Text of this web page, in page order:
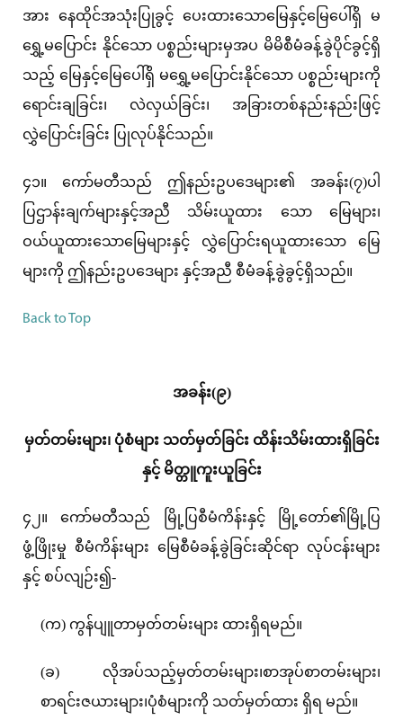
အား နေထိုင်အသုံးပြုခွင့် ပေးထားသောမြေနှင့်မြေပေါ်ရှိ မ
ရွှေ့မပြောင်း နိုင်သော ပစ္စည်းများမှအပ မိမိစီမံခန့်ခွဲပိုင်ခွင့်ရှိ
သည့် မြေနှင့်မြေပေါ်ရှိ မရွှေ့မပြောင်းနိုင်သော ပစ္စည်းများကို
ရောင်းချခြင်း၊ လဲလှယ်ခြင်း၊ အခြားတစ်နည်းနည်းဖြင့်
လွှဲပြောင်းခြင်း ပြုလုပ်နိုင်သည်။
၄၁။ ကော်မတီသည် ဤနည်းဥပဒေများ၏ အခန်း(၇)ပါ
ပြဌာန်းချက်များနှင့်အညီ သိမ်းယူထား သော မြေများ၊
ဝယ်ယူထားသောမြေများနှင့် လွှဲပြောင်းရယူထားသော မြေ
များကို ဤနည်းဥပဒေများ နှင့်အညီ စီမံခန့်ခွဲခွင့်ရှိသည်။
Back to Top
အခန်း(၉)
မှတ်တမ်းများ၊ ပုံစံများ သတ်မှတ်ခြင်း ထိန်းသိမ်းထားရှိခြင်း
နှင့် မိတ္တူကူးယူခြင်း
၄၂။ ကော်မတီသည် မြို့ပြစီမံကိန်းနှင့် မြို့တော်၏မြို့ပြ
ဖွံ့ဖြိုးမှု စီမံကိန်းများ မြေစီမံခန့်ခွဲခြင်းဆိုင်ရာ လုပ်ငန်းများ
နှင့် စပ်လျဉ်း၍-
(က) ကွန်ပျူတာမှတ်တမ်းများ ထားရှိရမည်။
(ခ) လိုအပ်သည့်မှတ်တမ်းများ၊စာအုပ်စာတမ်းများ၊
စာရင်းဇယားများ၊ပုံစံများကို သတ်မှတ်ထား ရှိရ မည်။